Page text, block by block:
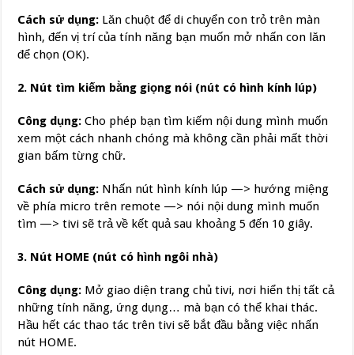
Cách sử dụng: Lăn chuột để di chuyển con trỏ trên màn
hình, đến vị trí của tính năng bạn muốn mở nhấn con lăn
để chọn (OK).
2. Nút tìm kiếm bằng giọng nói (nút có hình kính lúp)
Công dụng: Cho phép bạn tìm kiếm nội dung mình muốn
xem một cách nhanh chóng mà không cần phải mất thời
gian bấm từng chữ.
Cách sử dụng: Nhấn nút hình kính lúp —> hướng miệng
về phía micro trên remote —> nói nội dung mình muốn
tìm —> tivi sẽ trả về kết quả sau khoảng 5 đến 10 giây.
3. Nút HOME (nút có hình ngôi nhà)
Công dụng: Mở giao diện trang chủ tivi, nơi hiển thị tất cả
những tính năng, ứng dụng… mà bạn có thể khai thác.
Hầu hết các thao tác trên tivi sẽ bắt đầu bằng việc nhấn
nút HOME.